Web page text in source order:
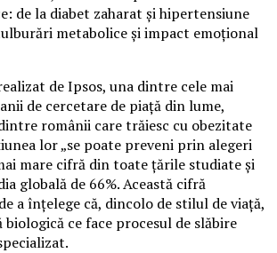
de la diabet zaharat și hipertensiune
metabolice și impact emoțional
de Ipsos, una dintre cele mai
de cercetare de piață din lume,
românii care trăiesc cu obezitate
lor „se poate preveni prin alegeri
mare cifră din toate țările studiate și
globală de 66%. Această cifră
a înțelege că, dincolo de stilul de viață,
ce face procesul de slăbire